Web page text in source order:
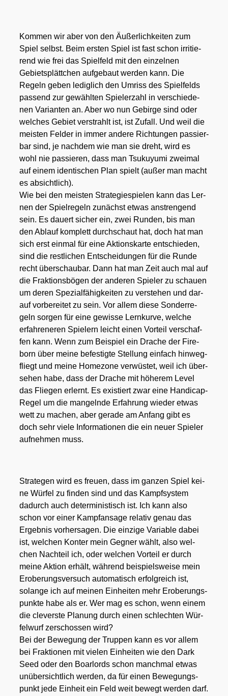
Kom­men wir aber von den Äußer­lich­kei­ten zum
Spiel selbst. Beim ers­ten Spiel ist fast schon irri­tie­
rend wie frei das Spiel­feld mit den ein­zel­nen
Gebiets­plätt­chen auf­ge­baut wer­den kann. Die
Regeln geben ledig­lich den Umriss des Spiel­felds
pas­send zur gewähl­ten Spie­ler­zahl in ver­schie­de­
nen Vari­an­ten an. Aber wo nun Gebir­ge sind oder
wel­ches Gebiet ver­strahlt ist, ist Zufall. Und weil die
meis­ten Fel­der in immer ande­re Rich­tun­gen pas­sier­
bar sind, je nach­dem wie man sie dreht, wird es
wohl nie pas­sie­ren, dass man Tsu­kuy­u­mi zwei­mal
auf einem iden­ti­schen Plan spielt (außer man macht
es absicht­lich).
Wie bei den meis­ten Stra­te­gie­spie­len kann das Ler­
nen der Spiel­re­geln zunächst etwas anstren­gend
sein. Es dau­ert sicher ein, zwei Run­den, bis man
den Ablauf kom­plett durch­schaut hat, doch hat man
sich erst ein­mal für eine Akti­ons­kar­te ent­schie­den,
sind die rest­li­chen Ent­schei­dun­gen für die Run­de
recht über­schau­bar. Dann hat man Zeit auch mal auf
die Frak­ti­ons­bö­gen der ande­ren Spie­ler zu schau­en
um deren Spe­zi­al­fä­hig­kei­ten zu ver­ste­hen und dar­
auf vor­be­rei­tet zu sein. Vor allem die­se Son­der­re­
geln sor­gen für eine gewis­se Lern­kur­ve, wel­che
erfah­re­ne­ren Spie­lern leicht einen Vor­teil ver­schaf­
fen kann. Wenn zum Bei­spiel ein Dra­che der Fire­
born über mei­ne befes­tig­te Stel­lung ein­fach hin­weg­
fliegt und mei­ne Home­zo­ne ver­wüs­tet, weil ich über­
se­hen habe, dass der Dra­che mit höhe­rem Level
das Flie­gen erlernt. Es exis­tiert zwar eine Han­di­cap-
Regel um die man­geln­de Erfah­rung wie­der etwas
wett zu machen, aber gera­de am Anfang gibt es
doch sehr vie­le Infor­ma­tio­nen die ein neu­er Spie­ler
auf­neh­men muss.
Stra­te­gen wird es freu­en, dass im gan­zen Spiel kei­
ne Wür­fel zu fin­den sind und das Kampf­sys­tem
dadurch auch deter­mi­nis­tisch ist. Ich kann also
schon vor einer Kampf­an­sa­ge rela­tiv genau das
Ergeb­nis vor­her­sa­gen. Die ein­zi­ge Varia­ble dabei
ist, wel­chen Kon­ter mein Geg­ner wählt, also wel­
chen Nach­teil ich, oder wel­chen Vor­teil er durch
mei­ne Akti­on erhält, wäh­rend bei­spiels­wei­se mein
Erobe­rungs­ver­such auto­ma­tisch erfolg­reich ist,
solan­ge ich auf mei­nen Ein­hei­ten mehr Erobe­rungs­
punk­te habe als er. Wer mag es schon, wenn einem
die cle­vers­te Pla­nung durch einen schlech­ten Wür­
fel­wurf zer­schos­sen wird?
Bei der Bewe­gung der Trup­pen kann es vor allem
bei Frak­tio­nen mit vie­len Ein­hei­ten wie den Dark
Seed oder den Boar­lords schon manch­mal etwas
unüber­sicht­lich wer­den, da für einen Bewe­gungs­
punkt jede Ein­heit ein Feld weit bewegt wer­den darf.